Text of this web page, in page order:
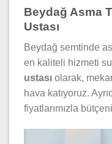
Beydağ Asma
Ustası
Beydağ semtinde
en kaliteli hizmeti
ustası olarak,
hava katıyoruz.
fiyatlarımızla